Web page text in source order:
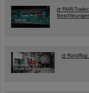
FAIR-
Rundflug